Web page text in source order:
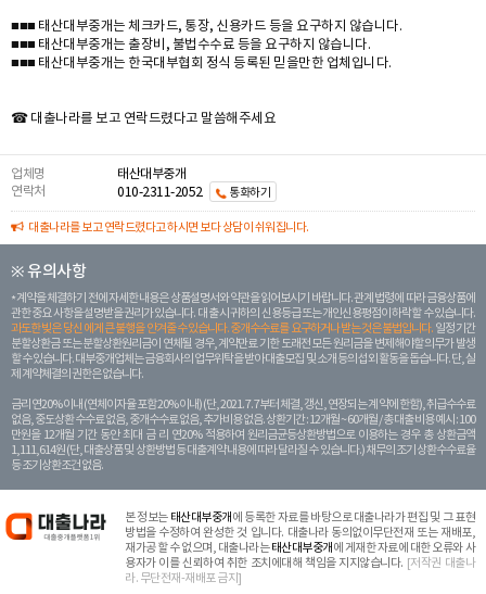
■■■ 태산대부중개는 체크카드, 통장, 신용카드 등을 요구하지 않습니다.
■■■ 태산대부중개는 출장비, 불법수수료 등을 요구하지 않습니다.
■■■ 태산대부중개는 한국대부협회 정식 등록된 믿을만한 업체입니다.
☎ 대출나라를 보고 연락드렸다고 말씀해주세요
업체명
태산대부중개
연락처
010-2311-2052 통화하기
대출나라를 보고 연락드렸다고 하시면 보다 상담이 쉬워집니다.
※ 유의사항
계약을 체결하기 전에 자세한 내용은 상품설명서와 약관을 읽어보시기 바랍니다. 관계 법령에 따라 금융상품에
관한 중요 사항을 설명받을 권리가 있습니다. 대 출 시 귀하의 신용등급 또는 개인신용평점이 하락할 수 있습니다.
과도한 빚은 당신 에게 큰 불행을 안겨줄 수 있습니다. 중개수수료를 요구하거나 받는 것은 불법입니다. 일정 기간
분할상환금 또는 분할상환원리금이 연체될 경우, 계약만료 기한 도래전 모든 원리금을 변제해야할 의무가 발생
할 수 있습니다. 대부중개업체는 금융회사의 업무위탁을 받아 대출모집 및 소개 등의 섭외 활동을 돕습니다. 단, 실
제 계약체결의 권한은 없습니다.
금리 연20% 이내 (연체이자율 포함 20% 이내) (단, 2021. 7. 7부터 체결, 갱신, 연장되는 계 약에 한함), 취급수수료
없음, 중도상환 수수료 없음, 중개수수료 없음, 추가비용 없음. 상환기간 : 12개월 ~ 60개월 / 총 대출 비용 예시 : 100
만원을 12개월 기간 동안 최대 금 리 연20% 적용하여 원리금균등상환방법으로 이용하는 경우 총 상환금액
1,111,614원 (단, 대출상품 및 상환방법 등 대출계약 내용에 따라 달라질 수 있습니다.) 채무의 조기 상환수수료율
등 조기상환조건 없음.
본 정보는 태산대부중개 에 등록한 자료를 바탕으로 대출나라가 편집 및 그 표현
방법을 수정하여 완성한 것 입니다. 대출나라 동의없이무단전재 또는 재배포,
재가공 할 수 없으며, 대출나라는태산대부중개 에 게재한 자료에 대한 오류와 사
용자가 이를 신뢰하여 취한 조치에대해 책임을 지지않습니다. [저작권 대출나
라. 무단전재-재배포 금지]